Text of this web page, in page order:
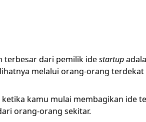
terbesar dari pemilik idestartup
melalui orang-orang
ketika kamu mulai membagikan ide
orang-orang sekitar.